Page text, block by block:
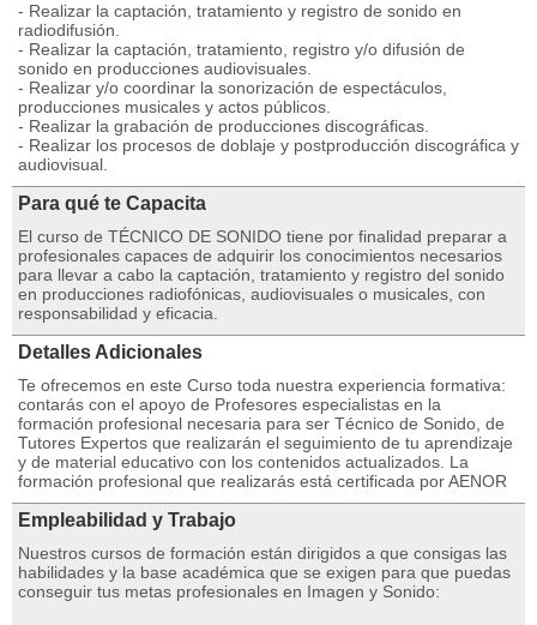
- Realizar la captación, tratamiento y registro de sonido en
radiodifusión.
- Realizar la captación, tratamiento, registro y/o difusión de
sonido en producciones audiovisuales.
- Realizar y/o coordinar la sonorización de espectáculos,
producciones musicales y actos públicos.
- Realizar la grabación de producciones discográficas.
- Realizar los procesos de doblaje y postproducción discográfica y
audiovisual.
Para qué te Capacita
El curso de TÉCNICO DE SONIDO tiene por finalidad preparar a
profesionales capaces de adquirir los conocimientos necesarios
para llevar a cabo la captación, tratamiento y registro del sonido
en producciones radiofónicas, audiovisuales o musicales, con
responsabilidad y eficacia.
Detalles Adicionales
Te ofrecemos en este Curso toda nuestra experiencia formativa:
contarás con el apoyo de Profesores especialistas en la
formación profesional necesaria para ser Técnico de Sonido, de
Tutores Expertos que realizarán el seguimiento de tu aprendizaje
y de material educativo con los contenidos actualizados. La
formación profesional que realizarás está certificada por AENOR
Empleabilidad y Trabajo
Nuestros cursos de formación están dirigidos a que consigas las
habilidades y la base académica que se exigen para que puedas
conseguir tus metas profesionales en Imagen y Sonido: